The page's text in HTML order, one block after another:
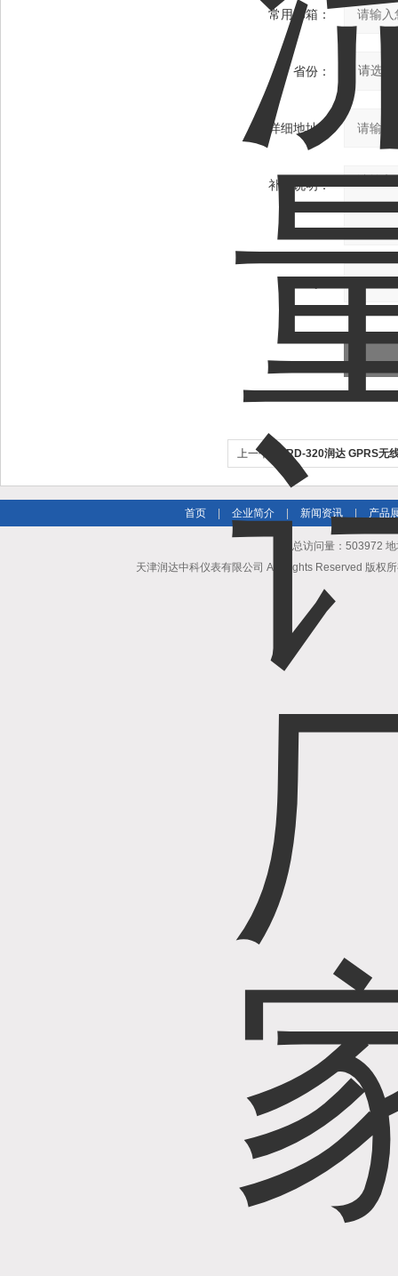
常用邮箱：
省份：
详细地址：
补充说明：
上一个： TRD-320润达 GPRS无
首页 企业简介 新闻资讯 产品
总访问量：503972
天津润达中科仪表有限公司 All Rights Reserved 版权